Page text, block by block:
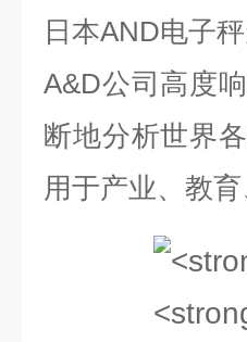
日本AND电子
A&D公司高度
断地分析世界
用于产业、教